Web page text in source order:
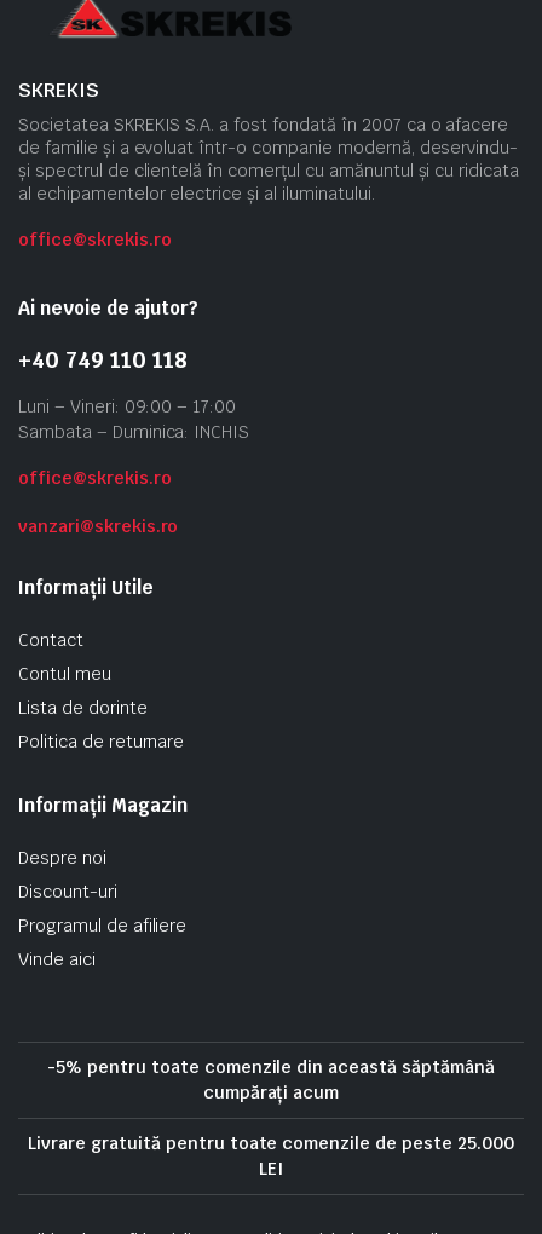
SKREKIS
Societatea SKREKIS S.A. a fost fondată în 2007 ca o afacere
de familie și a evoluat într-o companie modernă, deservindu-
și spectrul de clientelă în comerțul cu amănuntul și cu ridicata
al echipamentelor electrice și al iluminatului.
office@skrekis.ro
Ai nevoie de ajutor?
+40 749 110 118
Luni – Vineri: 09:00 – 17:00
Sambata – Duminica: INCHIS
office@skrekis.ro
vanzari@skrekis.ro
Informații Utile
Contact
Contul meu
Lista de dorinte
Politica de returnare
Informații Magazin
Despre noi
Discount-uri
Programul de afiliere
Vinde aici
-5% pentru toate comenzile din această săptămână
cumpărați acum
Livrare gratuită pentru toate comenzile de peste 25.000
LEI